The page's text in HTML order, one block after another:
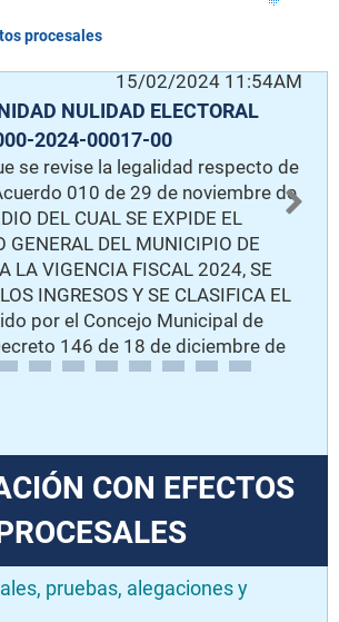
procesales
15/02/2024 11:54AM
NULIDAD ELECTORAL
2024-00017-00
se revise la legalidad respecto de
010 de 29 de noviembre de
DEL CUAL SE EXPIDE EL
GENERAL DEL MUNICIPIO DE
LA VIGENCIA FISCAL 2024, SE
INGRESOS Y SE CLASIFICA EL
por el Concejo Municipal de
146 de 18 de diciembre de
DEL CUAL SE LIQUIDA EL
PARA LA VIGENCIA FISCAL
CON EFECTOS
pruebas, alegaciones y